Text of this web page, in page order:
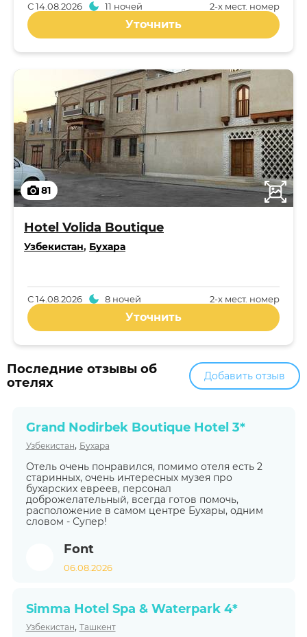
2-x мест. номер
С14.08.2026 11 ночей
Уточнить
81
Hotel Volida Boutique
Узбекистан, Бухара
2-x мест. номер
С14.08.2026 8 ночей
Уточнить
Последние отзывы об
отелях
Добавить отзыв
Grand Nodirbek Boutique Hotel 3*
Узбекистан, Бухара
Отель очень понравился, помимо отеля есть 2
старинных, очень интересных музея про
бухарских евреев, персонал
доброжелательный, всегда готов помочь,
расположение в самом центре Бухары, одним
словом - Супер!
Font
06.08.2026
Simma Hotel Spa & Waterpark 4*
Узбекистан, Ташкент